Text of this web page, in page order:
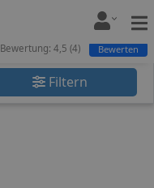
Filtern
Bewertung: 4,5 (4) Bewerten